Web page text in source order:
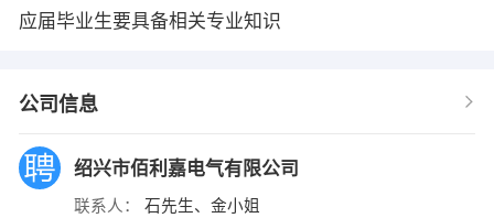
应届毕业生要具备相关专业知识
公司信息
绍兴市佰利嘉电气有限公司
联系人： 石先生、金小姐